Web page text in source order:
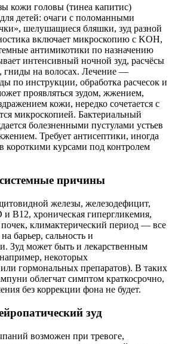
кожи головы (тинеа капитис)
детей: очаги с поломанными
шелушащиеся бляшки, зуд разной
включает микроскопию с KOH,
антимикотики по назначению
интенсивный ночной зуд, расчёсы
гниды на волосах. Лечение —
по инструкции, обработка расчесок и
проявляться зудом, жжением,
кожи, нередко сочетается с
микроскопией. Бактериальный
болезненными пустулами устьев
Требует антисептики, иногда
короткими курсами под контролем
причины
железы, железодефицит,
B12, хроническая гипергликемия,
климактерический период — все
барьер, сальность и
Зуд может быть и лекарственным
некоторых
гормональных препаратов). В таких
облегчат симптом краткосрочно,
без коррекции фона не будет.
зуд
возможен при тревоге,